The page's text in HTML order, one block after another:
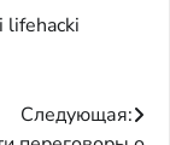
lifehacki
Следующая: